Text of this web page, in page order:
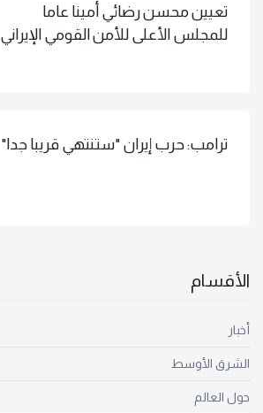
تعيين محسن رضائي أمينا عاما
للمجلس الأعلى للأمن القومي الإيراني
ترامب: حرب إيران "ستنتهي قريبا جدا"
الأقسام
أخبار
الشرق الأوسط
حول العالم